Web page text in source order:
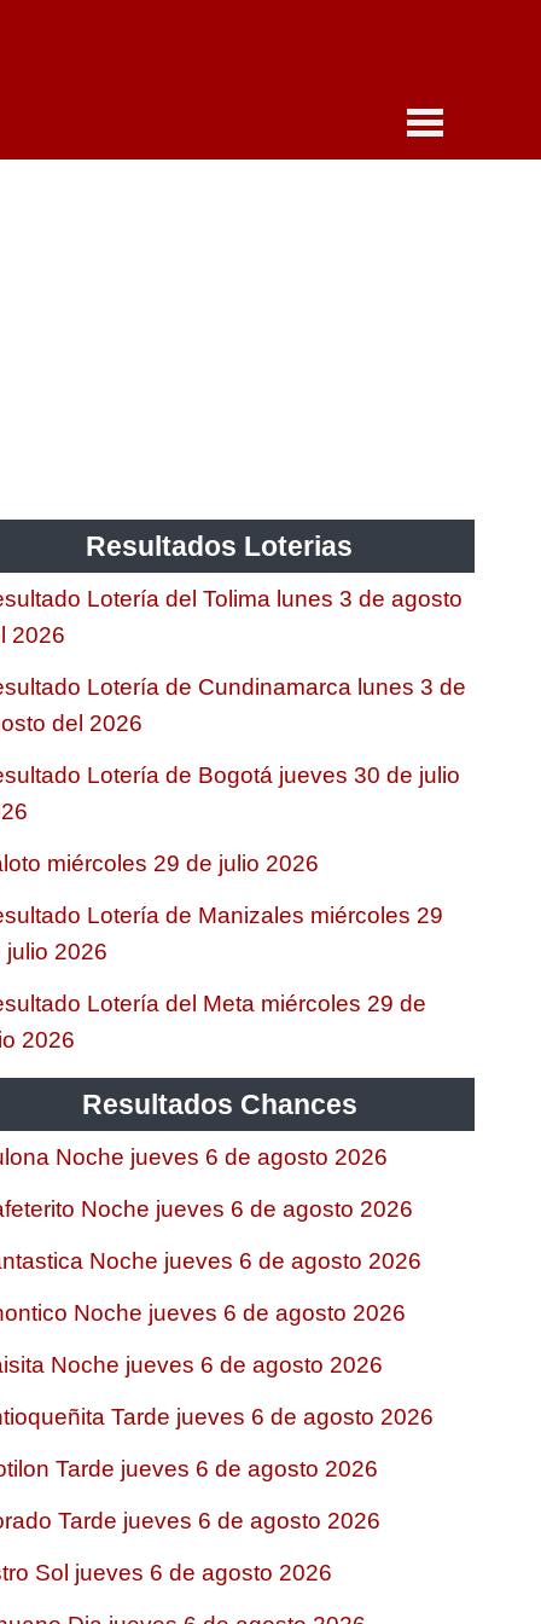
Resultados Loterias
Lotería del Tolima lunes 3 de agosto
2026
Lotería de Cundinamarca lunes 3 de
del 2026
Lotería de Bogotá jueves 30 de julio
miércoles 29 de julio 2026
Lotería de Manizales miércoles 29
julio 2026
Lotería del Meta miércoles 29 de
2026
Resultados Chances
Noche jueves 6 de agosto 2026
Noche jueves 6 de agosto 2026
Noche jueves 6 de agosto 2026
Noche jueves 6 de agosto 2026
Noche jueves 6 de agosto 2026
Tarde jueves 6 de agosto 2026
Tarde jueves 6 de agosto 2026
Tarde jueves 6 de agosto 2026
Sol jueves 6 de agosto 2026